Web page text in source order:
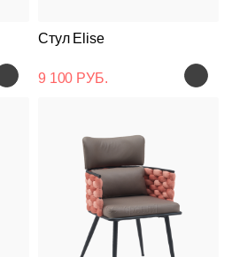
Стул Elise
9 100 РУБ.